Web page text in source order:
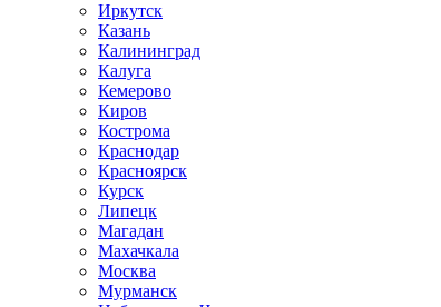
Иркутск
Казань
Калининград
Калуга
Кемерово
Киров
Кострома
Краснодар
Красноярск
Курск
Липецк
Магадан
Махачкала
Москва
Мурманск